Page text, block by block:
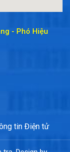
- Phó Hiệu
tin Điện tử